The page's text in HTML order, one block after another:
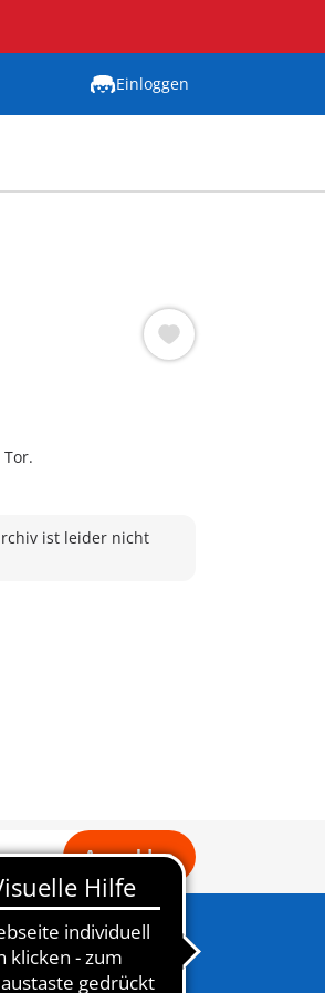
Einloggen
ist leider nicht
Anmelden